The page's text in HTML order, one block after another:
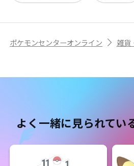
ポケモンセンターオンライン 雑貨
よく一緒に見られてい